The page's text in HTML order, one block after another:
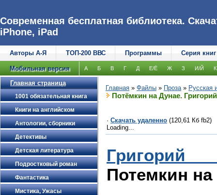
Современная бесплатная библиотека.
iPhone, iPad
Авторы А-Я ТОП-200 ВВС Программы Серия книг
Мобильная версия А Б В Г Д Е/Ё Ж З И/Й К
Главная страница
1001 обязательная книга
Книги на английском
Антологии, сборники
Детективы
Детская литература
Подростковый роман
Фантастика
Мистика, Ужасы
Главная » Файлы » Проза» Русская
Потёмкин на Дунае.
· Скачать удаленно (120,61 Кб fb2)
Loading...
Григорий
Потемкин на